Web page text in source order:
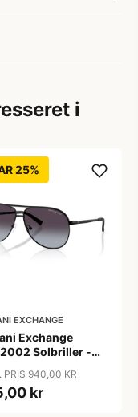
i
25%
EXCHANGE
Exchange
Solbriller -
PRIS 940,00 KR
kr